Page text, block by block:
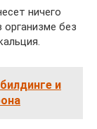
ничего
организме без
и